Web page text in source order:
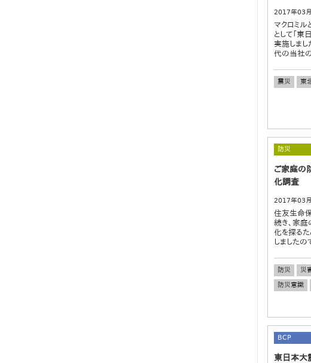
2017年03
マクロミ
として「東
実施しま
代の当社
震災 東
防災
ご家庭の
化調査
2017年03
住友生命
続き、家
化を探る
しましたの
防災 災
防災意識
BCP
東日本大